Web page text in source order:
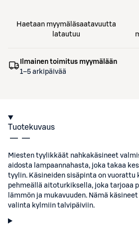
Haetaan myymäläsaatavuutta
latautuu
Ilmainen toimitus myymälään
1–5 arkipäivää
Tuotekuvaus
Miesten tyylikkäät nahkakäsineet
aidosta lampaannahasta, joka takaa
tyylin. Käsineiden sisäpinta on
pehmeällä aitoturkiksella, joka tarjoaa
lämmön ja mukavuuden. Nämä
valinta kylmiin talvipäiviin.